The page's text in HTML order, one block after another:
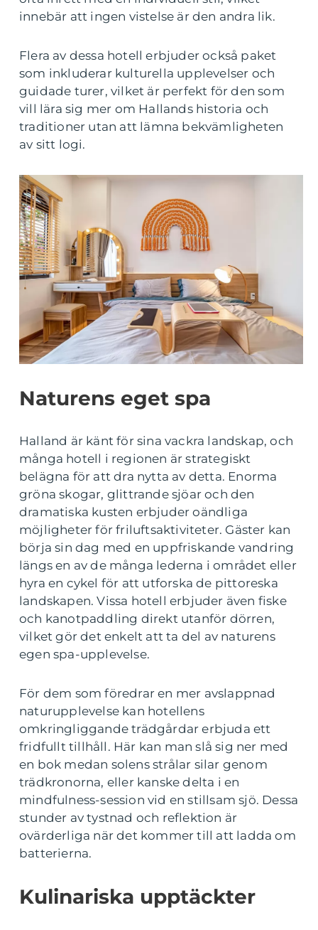
innebär att ingen vistelse är den andra lik.
Flera av dessa hotell erbjuder också paket
som inkluderar kulturella upplevelser och
guidade turer, vilket är perfekt för den som
vill lära sig mer om Hallands historia och
traditioner utan att lämna bekvämligheten
av sitt logi.
Naturens eget spa
Halland är känt för sina vackra landskap, och
många hotell i regionen är strategiskt
belägna för att dra nytta av detta. Enorma
gröna skogar, glittrande sjöar och den
dramatiska kusten erbjuder oändliga
möjligheter för friluftsaktiviteter. Gäster kan
börja sin dag med en uppfriskande vandring
längs en av de många lederna i området eller
hyra en cykel för att utforska de pittoreska
landskapen. Vissa hotell erbjuder även fiske
och kanotpaddling direkt utanför dörren,
vilket gör det enkelt att ta del av naturens
egen spa-upplevelse.
För dem som föredrar en mer avslappnad
naturupplevelse kan hotellens
omkringliggande trädgårdar erbjuda ett
fridfullt tillhåll. Här kan man slå sig ner med
en bok medan solens strålar silar genom
trädkronorna, eller kanske delta i en
mindfulness-session vid en stillsam sjö. Dessa
stunder av tystnad och reflektion är
ovärderliga när det kommer till att ladda om
batterierna.
Kulinariska upptäckter